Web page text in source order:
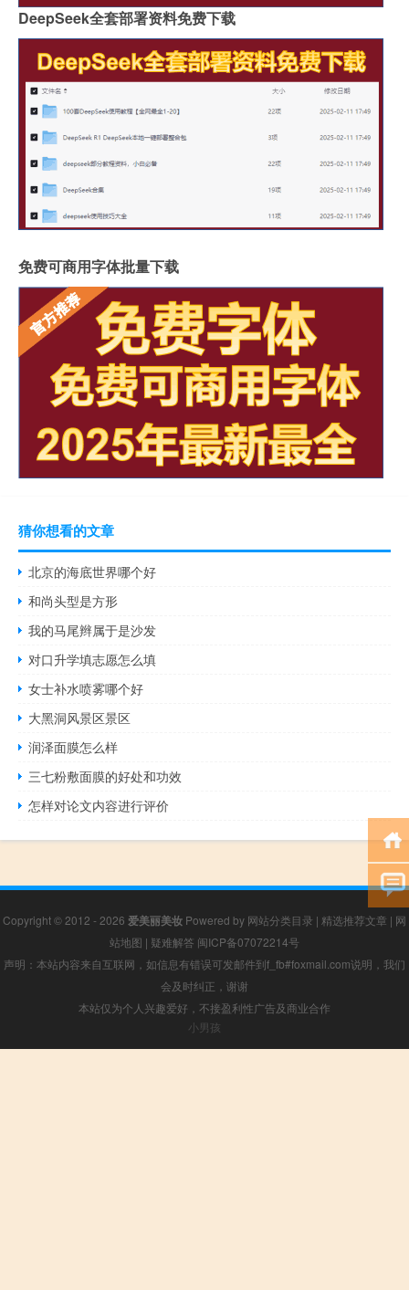
DeepSeek全套部署资料免费下载
免费可商用字体批量下载
猜你想看的文章
北京的海底世界哪个好
和尚头型是方形
我的马尾辫属于是沙发
对口升学填志愿怎么填
女士补水喷雾哪个好
大黑洞风景区景区
润泽面膜怎么样
三七粉敷面膜的好处和功效
怎样对论文内容进行评价
Copyright © 2012 - 2026 爱美丽美妆 Powered by 网站分类目录 | 精选推荐文章 | 网
站地图 | 疑难解答 闽ICP备07072214号
声明：本站内容来自互联网，如信息有错误可发邮件到f_fb#foxmail.com说明，我们
会及时纠正，谢谢
本站仅为个人兴趣爱好，不接盈利性广告及商业合作
小男孩